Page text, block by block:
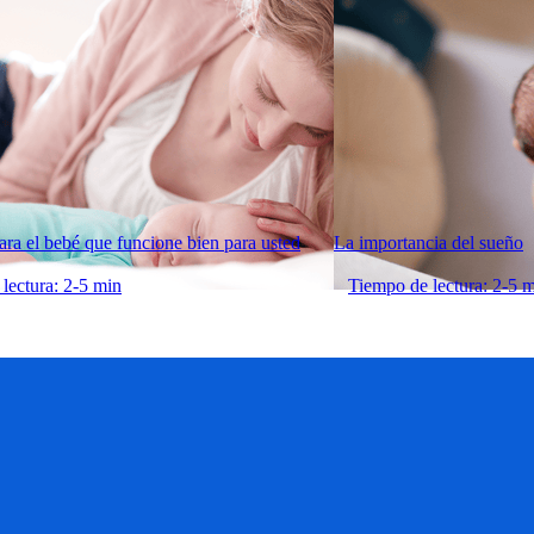
el bebé que funcione bien para usted
2-5 min
La importancia del sueño
Tiempo de lectura: 2-5